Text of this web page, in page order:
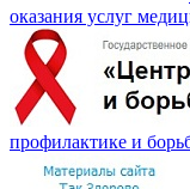
оказания услуг
профилактике и